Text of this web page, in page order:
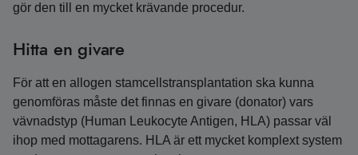
gör den till en mycket krävande procedur.
Hitta en givare
För att en allogen stamcellstransplantation ska kunna
genomföras måste det finnas en givare (donator) vars
vävnadstyp (Human Leukocyte Antigen, HLA) passar väl
ihop med mottagarens. HLA är ett mycket komplext system